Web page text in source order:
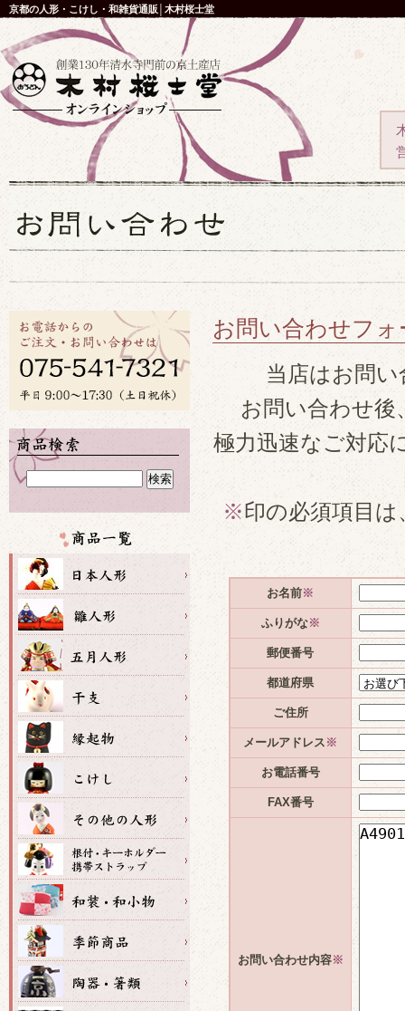
京都の人形・こけし・和雑貨通販│木村桜士堂
お問い合わせフォ
当店はお問
お問い合わせ後
極力迅速なご対応
※印の必須項目
お名前※
ふりがな※
郵便番号
都道府県
ご住所
メールアドレス ※
お電話番号
FAX番号
お問い合わせ内容※